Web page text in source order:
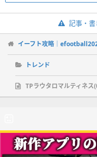
記事・
イーフト攻略｜
トレンド
TPラウタロマルティネス